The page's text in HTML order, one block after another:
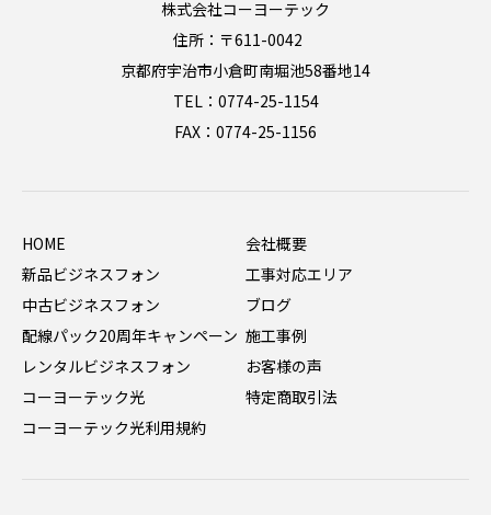
株式会社コーヨーテック
住所：〒611-0042
京都府宇治市小倉町南堀池58番地14
TEL：0774-25-1154
FAX：0774-25-1156
HOME
新品ビジネスフォン
中古ビジネスフォン
配線パック20周年キャンペーン
レンタルビジネスフォン
コーヨーテック光
コーヨーテック光利用規約
会社概要
工事対応エリア
ブログ
施工事例
お客様の声
特定商取引法